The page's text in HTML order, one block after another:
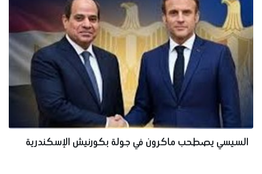
السيسي يصطحب ماكرون في جولة بكورنيش الإسكندرية